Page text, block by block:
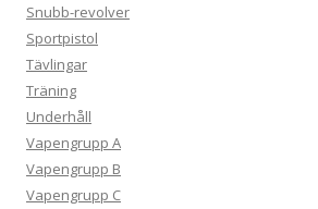
Snubb-revolver
Sportpistol
Tävlingar
Träning
Underhåll
Vapengrupp A
Vapengrupp B
Vapengrupp C